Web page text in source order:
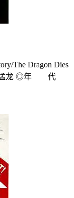
The Dragon Dies
猛龙 ◎年 代